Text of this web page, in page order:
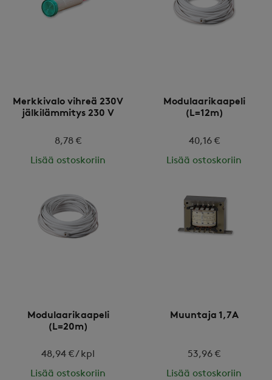
Merkkivalo vihreä 230V
jälkilämmitys 230 V
8,78 €
Lisää ostoskoriin
Modulaarikaapeli
(L=12m)
40,16 €
Lisää ostoskoriin
Modulaarikaapeli
(L=20m)
48,94 € / kpl
Lisää ostoskoriin
Muuntaja 1,7A
53,96 €
Lisää ostoskoriin